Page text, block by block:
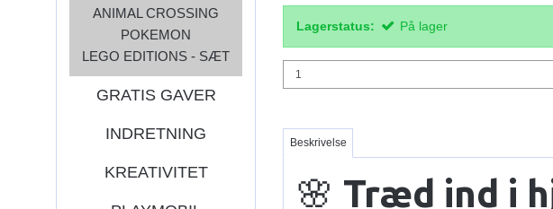
ANIMAL CROSSING
POKEMON
LEGO EDITIONS - SÆT
GRATIS GAVER
INDRETNING
KREATIVITET
Lagerstatus: På lager
Beskrivelse
🌸 Træd ind i